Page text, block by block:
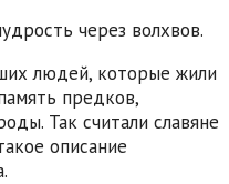
через волхвов.
людей, которые жили
предков,
Так считали славяне
описание